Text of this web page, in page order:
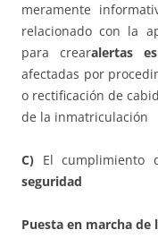
meramente
relacionado con la
para crearalertas
afectadas por
o rectificación de
de la inmatriculación
C) El cumplimiento
seguridad
Puesta en marcha de